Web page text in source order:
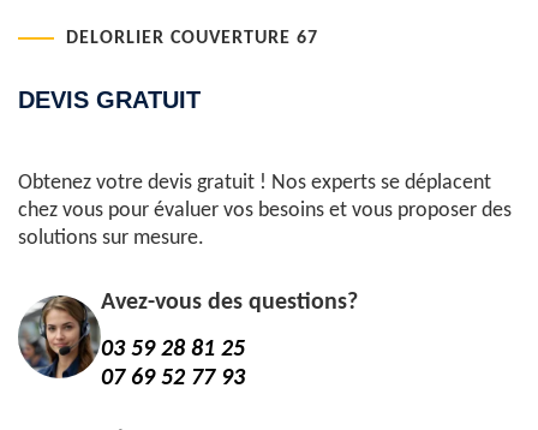
DELORLIER COUVERTURE 67
DEVIS GRATUIT
Obtenez votre devis gratuit ! Nos experts se déplacent
chez vous pour évaluer vos besoins et vous proposer des
solutions sur mesure.
Avez-vous des questions?
03 59 28 81 25
07 69 52 77 93